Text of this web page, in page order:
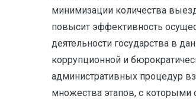
минимизации количества
повысит эффективность
деятельности государства в
коррупционной и
административных процедур
множества этапов, с которыми